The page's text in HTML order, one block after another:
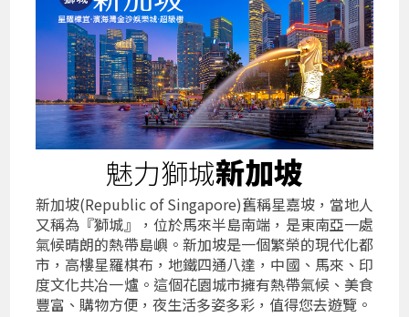
魅力獅城新加坡
新加坡(Republic of Singapore)舊稱星嘉坡，當地人
又稱為『獅城』，位於馬來半島南端，是東南亞一處
氣候晴朗的熱帶島嶼。新加坡是一個繁榮的現代化都
市，高樓星羅棋布，地鐵四通八達，中國、馬來、印
度文化共冶一爐。這個花園城市擁有熱帶氣候、美食
豐富、購物方便，夜生活多姿多彩，值得您去遊覽。